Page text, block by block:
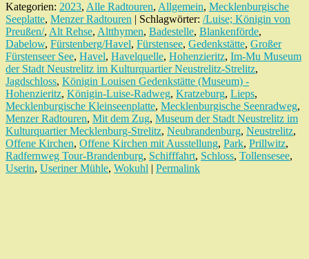
Kategorien: 2023, Alle Radtouren, Allgemein, Mecklenburgische
Seeplatte, Menzer Radtouren | Schlagwörter: /Luise; Königin von
Preußen/, Alt Rehse, Altthymen, Badestelle, Blankenförde,
Dabelow, Fürstenberg/Havel, Fürstensee, Gedenkstätte, Großer
Fürstenseer See, Havel, Havelquelle, Hohenzieritz, Im-Mu Museum
der Stadt Neustrelitz im Kulturquartier Neustrelitz-Strelitz,
Jagdschloss, Königin Louisen Gedenkstätte (Museum) -
Hohenzieritz, Königin-Luise-Radweg, Kratzeburg, Lieps,
Mecklenburgische Kleinseenplatte, Mecklenburgische Seenradweg,
Menzer Radtouren, Mit dem Zug, Museum der Stadt Neustrelitz im
Kulturquartier Mecklenburg-Strelitz, Neubrandenburg, Neustrelitz,
Offene Kirchen, Offene Kirchen mit Ausstellung, Park, Prillwitz,
Radfernweg Tour-Brandenburg, Schifffahrt, Schloss, Tollensesee,
Userin, Useriner Mühle, Wokuhl | Permalink